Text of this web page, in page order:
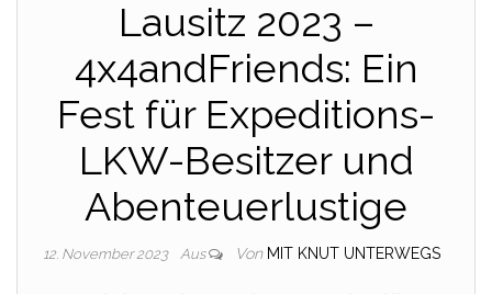
Lausitz 2023 –
4x4andFriends: Ein
Fest für Expeditions-
LKW-Besitzer und
Abenteuerlustige
12. November 2023 Aus Von MIT KNUT UNTERWEGS